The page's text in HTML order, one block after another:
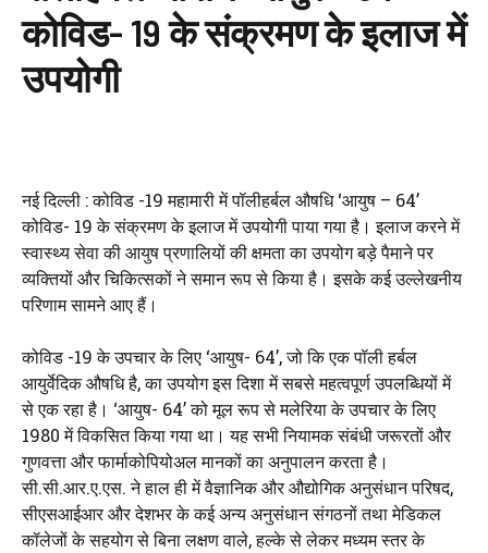
कोविड- 19 के संक्रमण के इलाज में
उपयोगी
नई दिल्ली : कोविड -19 महामारी में पॉलीहर्बल औषधि ‘आयुष – 64’
कोविड- 19 के संक्रमण के इलाज में उपयोगी पाया गया है। इलाज करने में
स्वास्थ्य सेवा की आयुष प्रणालियों की क्षमता का उपयोग बड़े पैमाने पर
व्यक्तियों और चिकित्सकों ने समान रूप से किया है। इसके कई उल्लेखनीय
परिणाम सामने आए हैं।
कोविड -19 के उपचार के लिए ‘आयुष- 64’, जो कि एक पॉली हर्बल
आयुर्वेदिक औषधि है, का उपयोग इस दिशा में सबसे महत्वपूर्ण उपलब्धियों में
से एक रहा है। ‘आयुष- 64’ को मूल रूप से मलेरिया के उपचार के लिए
1980 में विकसित किया गया था। यह सभी नियामक संबंधी जरूरतों और
गुणवत्ता और फार्माकोपियोअल मानकों का अनुपालन करता है।
सी.सी.आर.ए.एस. ने हाल ही में वैज्ञानिक और औद्योगिक अनुसंधान परिषद,
सीएसआईआर और देशभर के कई अन्य अनुसंधान संगठनों तथा मेडिकल
कॉलेजों के सहयोग से बिना लक्षण वाले, हल्के से लेकर मध्यम स्तर के